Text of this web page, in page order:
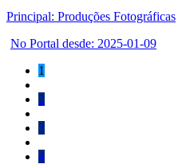
Principal: Produções Fotográficas
No Portal desde: 2025-01-09
1
2
3
4